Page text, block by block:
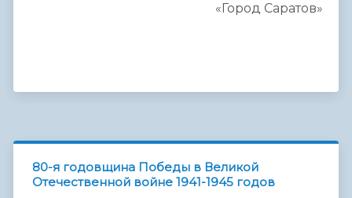
«Город Саратов»
80-я годовщина Победы в Великой
Отечественной войне 1941-1945 годов